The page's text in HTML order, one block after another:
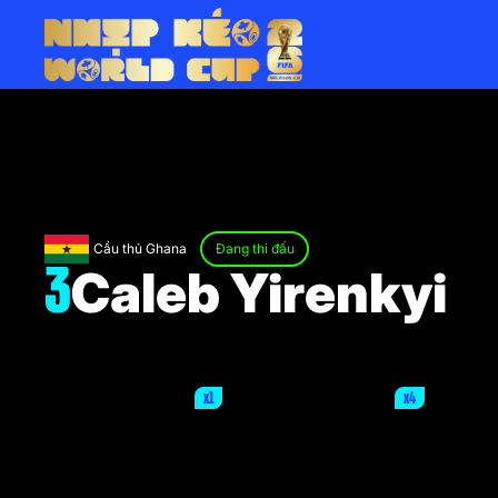
Cầu thủ Ghana Đang thi đấu
3Caleb Yirenkyi
x1 x4